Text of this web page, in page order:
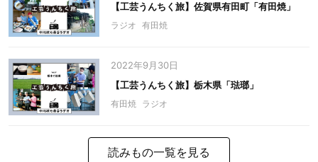
【工芸うんちく旅】佐賀県有田町「有田焼」
ラジオ 有田焼
2022年9月30日
【工芸うんちく旅】栃木県「琺瑯」
有田焼 ラジオ
読みもの一覧を見る